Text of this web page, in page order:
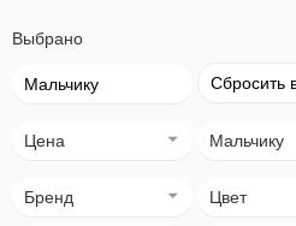
Выбрано
Мальчику Сбросить
Цена Мальчику
Бренд Цвет